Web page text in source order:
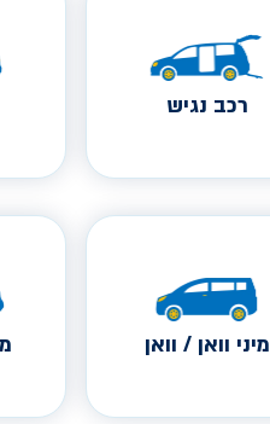
רכב נגיש
מיני וואן / וואן